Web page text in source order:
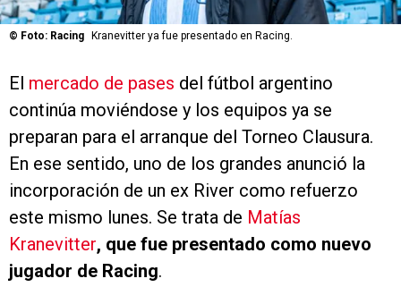
© Foto: Racing Kranevitter ya fue presentado en Racing.
El mercado de pases del fútbol argentino
continúa moviéndose y los equipos ya se
preparan para el arranque del Torneo Clausura.
En ese sentido, uno de los grandes anunció la
incorporación de un ex River como refuerzo
este mismo lunes. Se trata de Matías
Kranevitter, que fue presentado como nuevo
jugador de Racing.